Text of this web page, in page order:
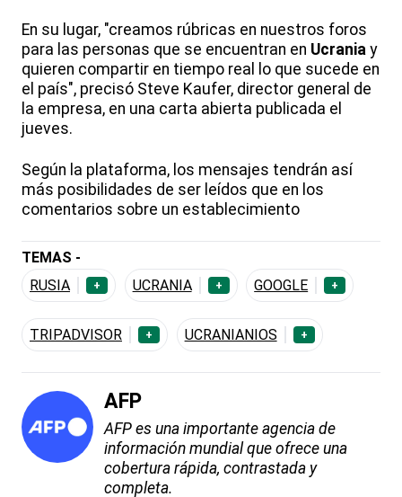
En su lugar, "creamos rúbricas en nuestros foros
para las personas que se encuentran en Ucrania y
quieren compartir en tiempo real lo que sucede en
el país", precisó Steve Kaufer, director general de
la empresa, en una carta abierta publicada el
jueves.
Según la plataforma, los mensajes tendrán así
más posibilidades de ser leídos que en los
comentarios sobre un establecimiento
TEMAS -
RUSIA
+ UCRANIA + GOOGLE +
TRIPADVISOR + UCRANIANIOS +
AFP
AFP es una importante agencia de
información mundial que ofrece una
cobertura rápida, contrastada y
completa.